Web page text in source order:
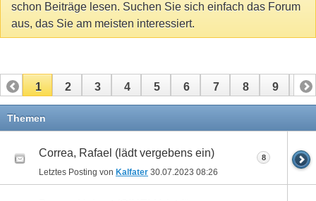
schon Beiträge lesen. Suchen Sie sich einfach das Forum
aus, das Sie am meisten interessiert.
1 2 3 4 5 6 7 8 9 10
11
Themen
Correa, Rafael (lädt vergebens ein)
Letztes Posting von Kalfater 30.07.2023 08:26
8